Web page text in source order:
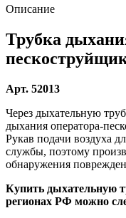
Описание
Трубка
Арт. 52013
Через дыхательную
дыхания оператора-
Рукав подачи воздуха
службы, поэтому
обнаружения
Купить дыхательную
регионах РФ можно